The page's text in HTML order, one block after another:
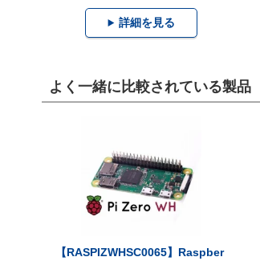
詳細を見る
よく一緒に比較されている製品
【RASPIZWHSC0065】Raspber